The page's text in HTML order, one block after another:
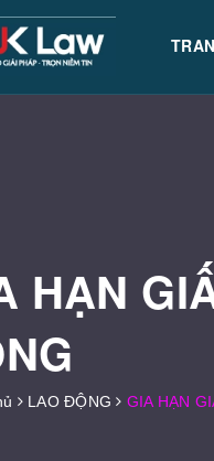
HẠN
LAO ĐỘNG GIA HẠN